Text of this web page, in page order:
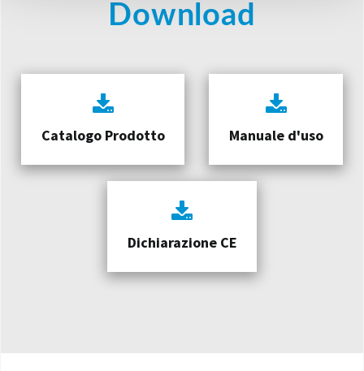
Download
Catalogo Prodotto Manuale d'uso
Dichiarazione CE